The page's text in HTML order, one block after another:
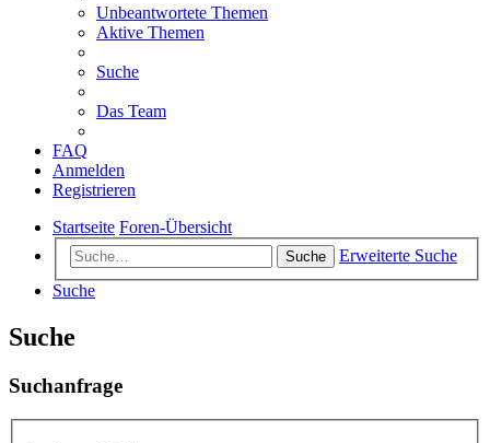
Unbeantwortete Themen
Aktive Themen
Suche
Das Team
FAQ
Anmelden
Registrieren
Startseite Foren-Übersicht
Suche
Erweiterte Suche
Suche
Suche
Suchanfrage